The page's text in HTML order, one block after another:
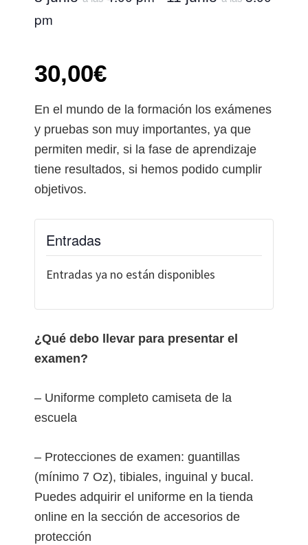
pm
30,00€
En el mundo de la formación los exámenes
y pruebas son muy importantes, ya que
permiten medir, si la fase de aprendizaje
tiene resultados, si hemos podido cumplir
objetivos.
Entradas
Entradas ya no están disponibles
¿Qué debo llevar para presentar el
examen?
– Uniforme completo camiseta de la
escuela
– Protecciones de examen: guantillas
(mínimo 7 Oz), tibiales, inguinal y bucal.
Puedes adquirir el uniforme en la tienda
online en la sección de accesorios de
protección